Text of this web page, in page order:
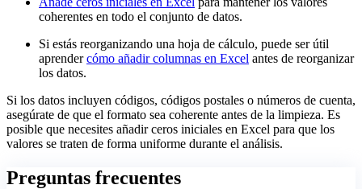
coherentes en todo el conjunto de datos.
Si estás reorganizando una hoja de cálculo, puede ser útil
aprendercómo añadir columnas en Excel antes de reorganizar
los datos.
Si los datos incluyen códigos, códigos postales o números de cuenta,
asegúrate de que el formato sea coherente antes de la limpieza. Es
posible que necesites añadir ceros iniciales en Excel para que los
valores se traten de forma uniforme durante el análisis.
Preguntas frecuentes